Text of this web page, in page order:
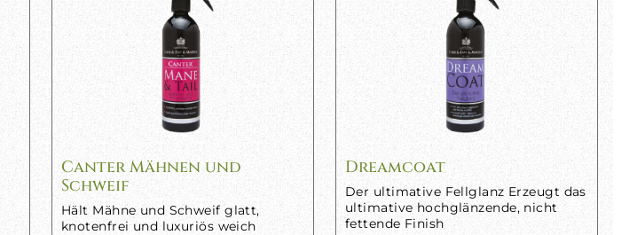
Canter Mähnen und
Schweif
Hält Mähne und Schweif glatt,
knotenfrei und luxuriös weich
Dreamcoat
Der ultimative Fellglanz Erzeugt das
ultimative hochglänzende, nicht
fettende Finish